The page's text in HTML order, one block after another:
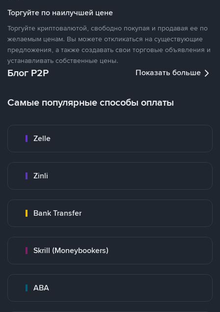
Торгуйте по наилучшей цене
Торгуйте криптовалютой, свободно покупая и продавая ее по
желаемым ценам. Вы можете откликаться на существующие
предложения, а также создавать свои торговые объявления и
устанавливать собственные цены.
Блог P2P Показать больше
Самые популярные способы оплаты
Zelle
Zinli
Bank Transfer
Skrill (Moneybookers)
ABA